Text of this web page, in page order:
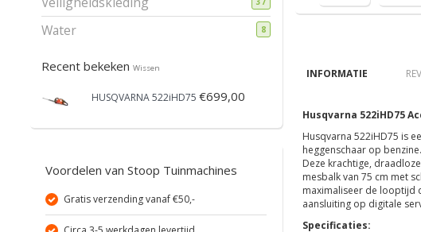
Water 8
Recent bekeken Wissen
HUSQVARNA 522iHD75 €699,00
Voordelen van Stoop Tuinmachines
Gratis verzending vanaf €50,-
INFORMATIE
Husqvarna 522iHD75
Husqvarna 522iHD75 is
heggenschaar op benzine.
Deze krachtige,
mesbalk van 75 cm met
maximaliseer de looptijd
aansluiting op digitale
Specificaties: